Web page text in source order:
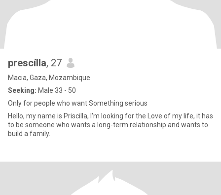
prescílla, 27
Macia, Gaza, Mozambique
Seeking: Male 33 - 50
Only for people who want Something serious
Hello, my name is Priscilla, I'm looking for the Love of my life, it has
to be someone who wants a long-term relationship and wants to
build a family.